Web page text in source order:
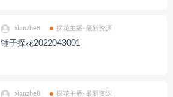
xianzhe8 探花主播-最新资源
锤子探花2022043001
xianzhe8 探花主播-最新资源